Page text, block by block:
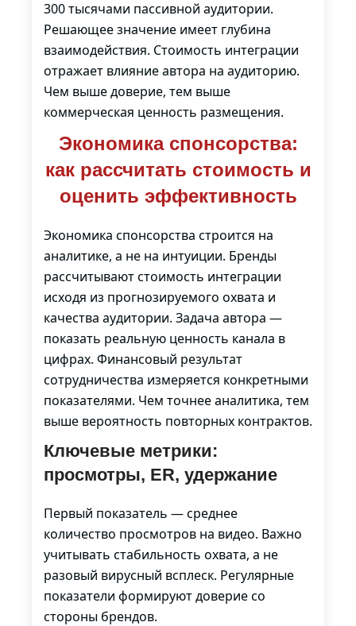
300 тысячами пассивной аудитории.
Решающее значение имеет глубина
взаимодействия. Стоимость интеграции
отражает влияние автора на аудиторию.
Чем выше доверие, тем выше
коммерческая ценность размещения.
Экономика спонсорства:
как рассчитать стоимость и
оценить эффективность
Экономика спонсорства строится на
аналитике, а не на интуиции. Бренды
рассчитывают стоимость интеграции
исходя из прогнозируемого охвата и
качества аудитории. Задача автора —
показать реальную ценность канала в
цифрах. Финансовый результат
сотрудничества измеряется конкретными
показателями. Чем точнее аналитика, тем
выше вероятность повторных контрактов.
Ключевые метрики:
просмотры, ER, удержание
Первый показатель — среднее
количество просмотров на видео. Важно
учитывать стабильность охвата, а не
разовый вирусный всплеск. Регулярные
показатели формируют доверие со
стороны брендов.